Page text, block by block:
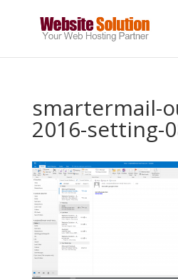
smartermail-
2016-setting-